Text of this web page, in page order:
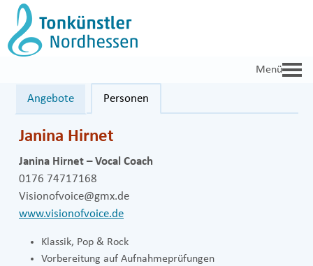
Zum
Inhalt
springen
Angebote Personen
Janina Hirnet
Janina Hirnet – Vocal Coach
0176 74717168
Visionofvoice@gmx.de
www.visionofvoice.de
Klassik, Pop & Rock
Vorbereitung auf Aufnahmeprüfungen